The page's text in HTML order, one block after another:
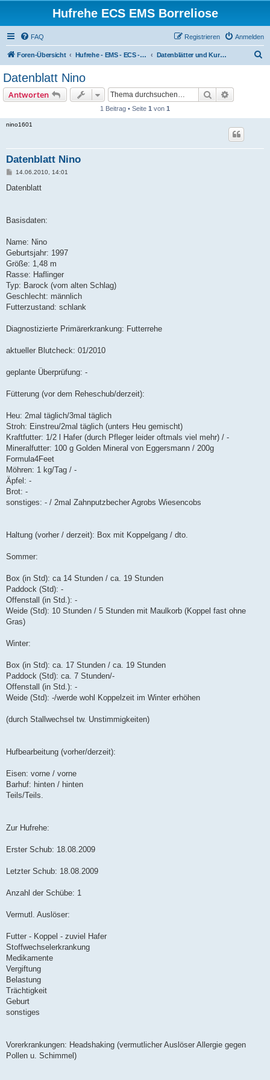
Hufrehe ECS EMS Borreliose
FAQ Anmelden
Registrieren
Foren-Übersicht Hufrehe - EMS - ECS - PSSM - Tagebücher u. Diskussionen Datenblätter und Kurztagebücher
Datenblatt Nino
Antworten Suche
1 Beitrag • Seite 1 von 1
nino1601
Datenblatt Nino
B
i
14.06.2010, 14:01
Datenblatt
Basisdaten:
Name: Nino
Geburtsjahr: 1997
Größe: 1,48 m
Rasse: Haflinger
Typ: Barock (vom alten Schlag)
Geschlecht: männlich
Futterzustand: schlank
Diagnostizierte Primärerkrankung: Futterrehe
aktueller Blutcheck: 01/2010
geplante Überprüfung: -
Fütterung (vor dem Reheschub/derzeit):
Heu: 2mal täglich/3mal täglich
Stroh: Einstreu/2mal täglich (unters Heu gemischt)
Kraftfutter: 1/2 l Hafer (durch Pfleger leider oftmals viel mehr) / -
Mineralfutter: 100 g Golden Mineral von Eggersmann / 200g
Formula4Feet
Möhren: 1 kg/Tag / -
Äpfel: -
Brot: -
sonstiges: - / 2mal Zahnputzbecher Agrobs Wiesencobs
Haltung (vorher / derzeit): Box mit Koppelgang / dto.
Sommer:
Box (in Std): ca 14 Stunden / ca. 19 Stunden
Paddock (Std): -
Offenstall (in Std.): -
Weide (Std): 10 Stunden / 5 Stunden mit Maulkorb (Koppel fast ohne
Gras)
Winter:
Box (in Std): ca. 17 Stunden / ca. 19 Stunden
Paddock (Std): ca. 7 Stunden/-
Offenstall (in Std.): -
Weide (Std): -/werde wohl Koppelzeit im Winter erhöhen
(durch Stallwechsel tw. Unstimmigkeiten)
Hufbearbeitung (vorher/derzeit):
Eisen: vorne / vorne
Barhuf: hinten / hinten
Teils/Teils.
Zur Hufrehe:
Erster Schub: 18.08.2009
Letzter Schub: 18.08.2009
Anzahl der Schübe: 1
Vermutl. Auslöser:
Futter - Koppel - zuviel Hafer
Stoffwechselerkrankung
Medikamente
Vergiftung
Belastung
Trächtigkeit
Geburt
sonstiges
Vorerkrankungen: Headshaking (vermutlicher Auslöser Allergie gegen
Pollen u. Schimmel)